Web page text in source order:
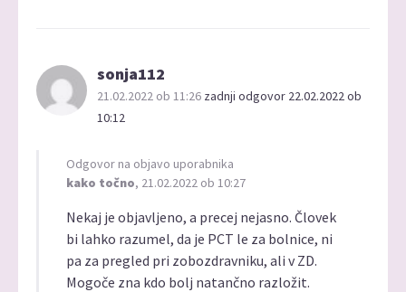
sonja112
21.02.2022 ob 11:26 zadnji odgovor 22.02.2022 ob
10:12
Odgovor na objavo uporabnika
kako točno, 21.02.2022 ob 10:27
Nekaj je objavljeno, a precej nejasno. Človek
bi lahko razumel, da je PCT le za bolnice, ni
pa za pregled pri zobozdravniku, ali v ZD.
Mogoče zna kdo bolj natančno razložit.